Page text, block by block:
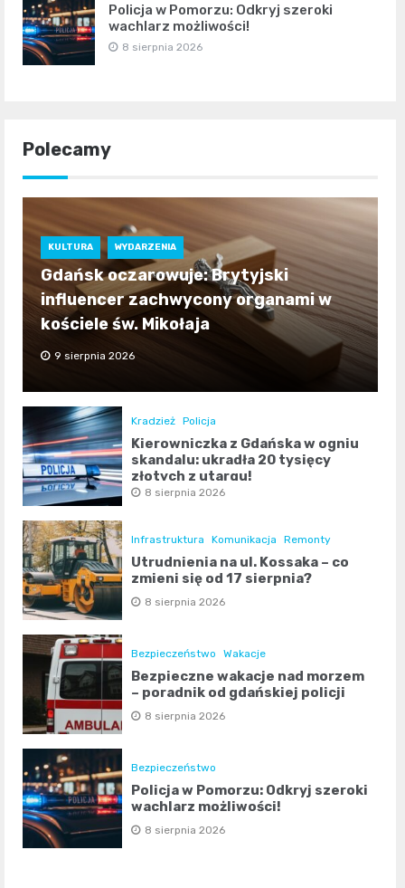
Policja w Pomorzu: Odkryj szeroki
wachlarz możliwości!
8 sierpnia 2026
Polecamy
KULTURA WYDARZENIA
Gdańsk oczarowuje: Brytyjski
influencer zachwycony organami w
kościele św. Mikołaja
9 sierpnia 2026
Kradzież Policja
Kierowniczka z Gdańska w ogniu
skandalu: ukradła 20 tysięcy
złotych z utargu!
8 sierpnia 2026
Infrastruktura Komunikacja Remonty
Utrudnienia na ul. Kossaka – co
zmieni się od 17 sierpnia?
8 sierpnia 2026
Bezpieczeństwo Wakacje
Bezpieczne wakacje nad morzem
– poradnik od gdańskiej policji
8 sierpnia 2026
Bezpieczeństwo
Policja w Pomorzu: Odkryj szeroki
wachlarz możliwości!
8 sierpnia 2026